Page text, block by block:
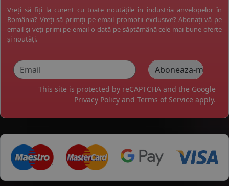
Vreți să fiți la curent cu toate noutățile în industria anvelopelor în
România? Vreți să primiți pe email promoții exclusive? Abonați-vă pe
email și veți primi pe email o dată pe săptămână cele mai bune oferte
și noutăți.
This site is protected by reCAPTCHA and the Google
Privacy Policy and Terms of Service apply.